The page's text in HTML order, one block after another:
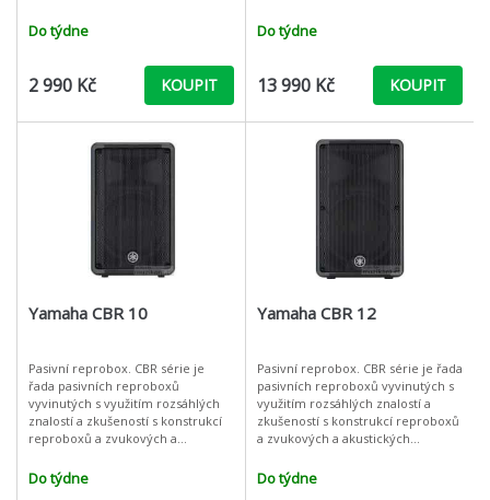
Do týdne
2 990 Kč KOUPIT
mechanických spojení. Koncepcí
Do týdne
13 990 Kč KOUPIT
Yamaha CBR 10
Pasivní reprobox. CBR série je
řada pasivních reproboxů
vyvinutých s využitím rozsáhlých
znalostí a zkušeností s konstrukcí
reproboxů a zvukových a
firma Yamaha získala za dlouhou
dobu výro
Do týdne
Yamaha CBR 12
Pasivní reprobox. CBR série je řada
pasivních reproboxů vyvinutých s
využitím rozsáhlých znalostí a
zkušeností s konstrukcí reproboxů
a zvukových a akustických
získala za dlouhou dobu výro
Do týdne